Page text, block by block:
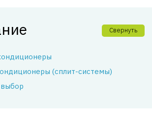
Свернуть
(сплит-системы)